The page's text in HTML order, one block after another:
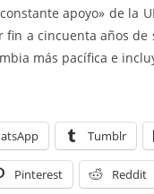
apoyo» de la
a cincuenta años
más pacífica e
Tumblr
Pinterest Reddit